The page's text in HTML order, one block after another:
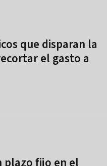
que disparan la
el gasto a
plazo fijo en el